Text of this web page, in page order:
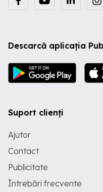
Descarcă aplicația
Suport clienți
Ajutor
Contact
Publicitate
Întrebări frecvente